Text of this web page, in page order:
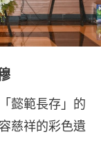
懿範長存」的
慈祥的彩色遺